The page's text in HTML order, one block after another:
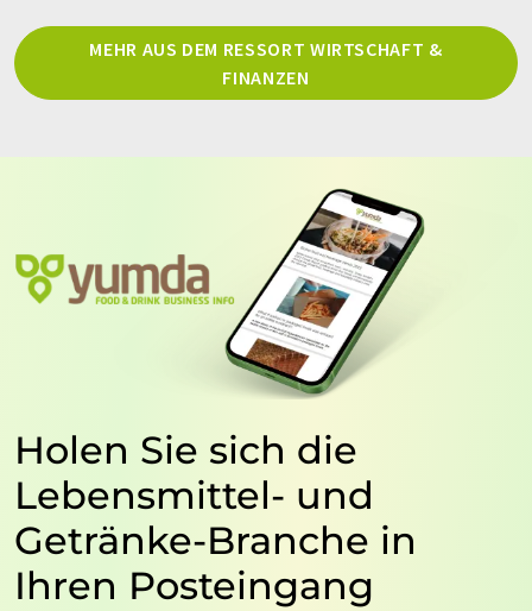
MEHR AUS DEM RESSORT WIRTSCHAFT &
FINANZEN
Holen Sie sich die
Lebensmittel- und
Getränke-Branche in
Ihren Posteingang